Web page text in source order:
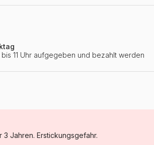
11 Uhr aufgegeben und bezahlt werden
Puzzle für Erwachsene (500 bis 48000
Jahren. Erstickungsgefahr.